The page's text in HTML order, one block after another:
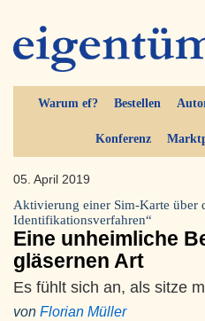
Warum ef? Bestellen
Konferenz
05. April 2019
Aktivierung einer Sim-Karte über
Identifikationsverfahren“
Eine unheimliche
gläsernen Art
Es fühlt sich an, als sitze
von Florian Müller